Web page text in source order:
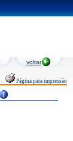
voltar
Página para impressão